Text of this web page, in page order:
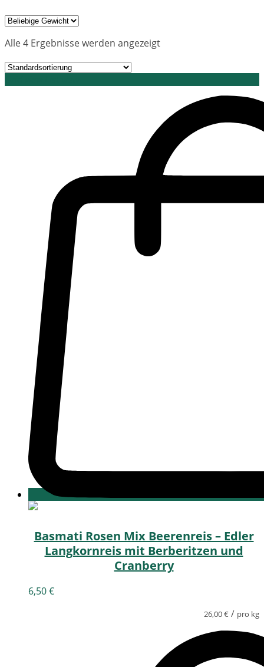
Alle 4 Ergebnisse werden angezeigt
Basmati Rosen Mix Beerenreis – Edler
Langkornreis mit Berberitzen und
Cranberry
6,50€
26,00€ / pro kg